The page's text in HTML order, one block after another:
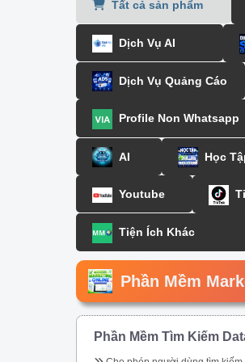
Tất cả sản phẩm
Dịch Vụ AI
Dịch Vụ Quảng Cáo
Profile Non Whatsapp
AI Học
Youtube
Tiện Ích Khác
Phần Mềm
Phần Mềm Tìm Kiếm